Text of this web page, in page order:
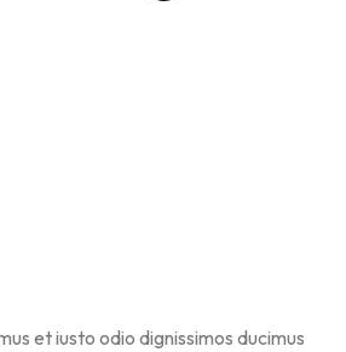
et iusto odio dignissimos ducimus